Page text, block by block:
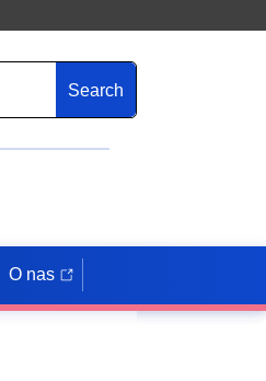
Search
O nas